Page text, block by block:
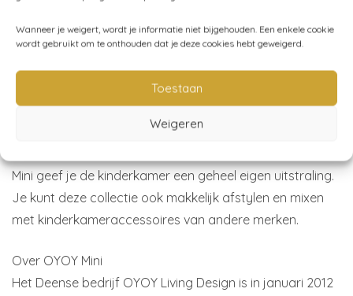
Wanneer je weigert, wordt je informatie niet bijgehouden. Een enkele cookie
wordt gebruikt om te onthouden dat je deze cookies hebt geweigerd.
Toestaan
Weigeren
helemaal van deze tijd, en altijd met een creatieve en
je de mooiste items uit de OYOY Mini collectie, zoals
kussens, muziekdoosjes, houten speelgoed voor
kinderen om mee te spelen, klamboes en nog veel meer
Mini geef je de kinderkamer een geheel eigen uitstraling.
Je kunt deze collectie ook makkelijk afstylen en mixen
met kinderkameraccessoires van andere merken.
Over OYOY Mini
Het Deense bedrijf OYOY Living Design is in januari 2012